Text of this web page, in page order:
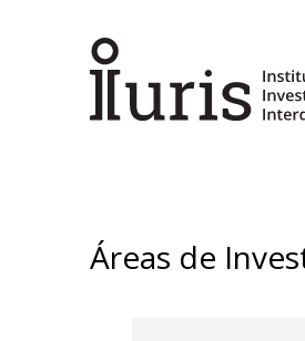
Áreas de